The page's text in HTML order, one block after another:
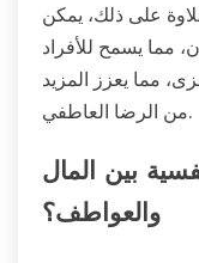
على ذلك، يمكن
مما يسمح للأفراد
مما يعزز المزيد
من الرضا العاطفي.
بين المال
والعواطف؟